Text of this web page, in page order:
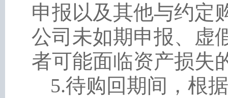
申报以及其他与约定
公司未如期申报、虚
者可能面临资产损失
5.待购回期间，根